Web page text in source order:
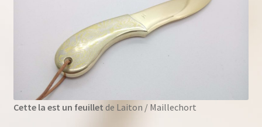
Cette la est un feuillet de Laiton / Maillechort